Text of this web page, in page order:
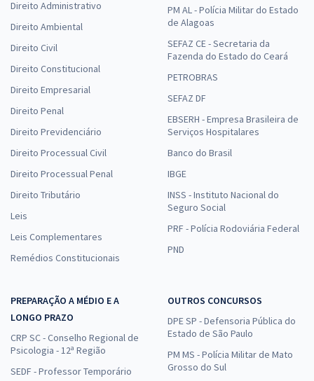
Direito Administrativo
Direito Ambiental
Direito Civil
Direito Constitucional
Direito Empresarial
Direito Penal
Direito Previdenciário
Direito Processual Civil
Direito Processual Penal
Direito Tributário
Leis
Leis Complementares
Remédios Constitucionais
PM AL - Polícia Militar do Estado
de Alagoas
SEFAZ CE - Secretaria da
Fazenda do Estado do Ceará
PETROBRAS
SEFAZ DF
EBSERH - Empresa Brasileira de
Serviços Hospitalares
Banco do Brasil
IBGE
INSS - Instituto Nacional do
Seguro Social
PRF - Polícia Rodoviária Federal
PND
PREPARAÇÃO A MÉDIO E A
LONGO PRAZO
CRP SC - Conselho Regional de
Psicologia - 12ª Região
SEDF - Professor Temporário
OUTROS CONCURSOS
DPE SP - Defensoria Pública do
Estado de São Paulo
PM MS - Polícia Militar de Mato
Grosso do Sul